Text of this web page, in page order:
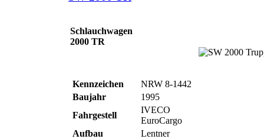
Schlauchwagen
2000 TR
Kennzeichen
NRW 8-1442
Baujahr
1995
Fahrgestell
IVECO
EuroCargo
Aufbau
Lentner